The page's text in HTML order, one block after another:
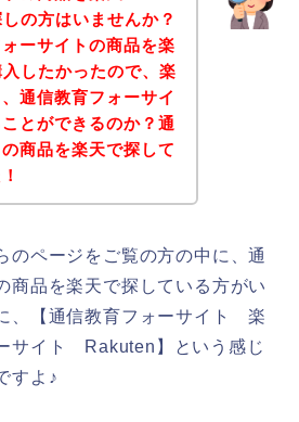
の方はいませんか？
ーサイトの商品を楽
したかったので、楽
通信教育フォーサイ
とができるのか？通
商品を楽天で探して
のページをご覧の方の中に、通
商品を楽天で探している方がい
、【通信教育フォーサイト 楽
サイト Rakuten】という感じ
すよ♪